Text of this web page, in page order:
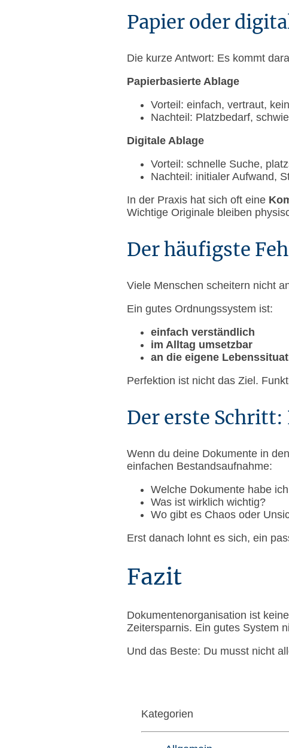
Papier oder
Die kurze Antwort: Es kommt
Papierbasierte Ablage
Vorteil: einfach, vertraut,
Nachteil: Platzbedarf,
Digitale Ablage
Vorteil: schnelle Suche,
Nachteil: initialer Aufwand,
In der Praxis hat sich oft eine
Wichtige Originale bleiben
Der häufigste
Viele Menschen scheitern nicht
Ein gutes Ordnungssystem ist:
einfach verständlich
im Alltag umsetzbar
an die eigene
Perfektion ist nicht das Ziel.
Der erste
Wenn du deine Dokumente in
einfachen Bestandsaufnahme:
Welche Dokumente habe
Was ist wirklich wichtig?
Wo gibt es Chaos oder
Erst danach lohnt es sich, ein
Fazit
Dokumentenorganisation ist
Zeitersparnis. Ein gutes System
Und das Beste: Du musst nicht
Kategorien